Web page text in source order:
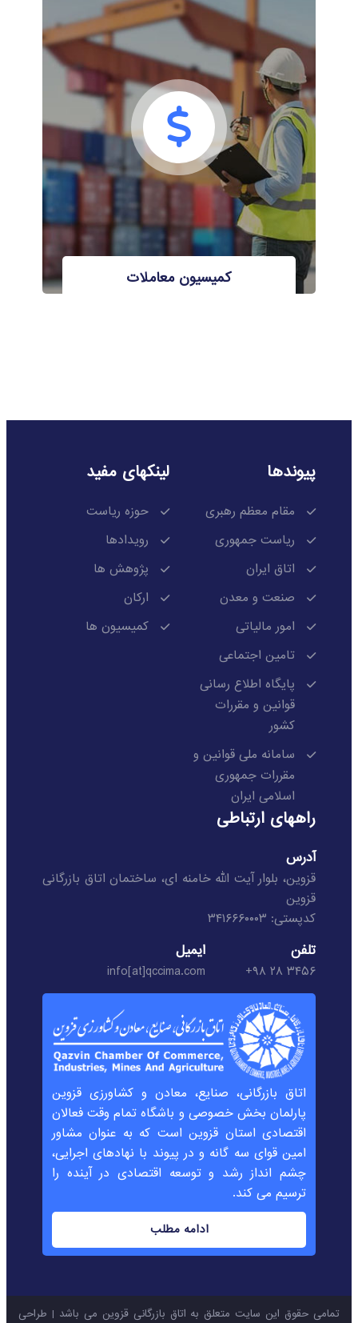
کمیسیون معاملات
پیوندها
مقام معظم رهبری
ریاست جمهوری
اتاق ایران
صنعت و معدن
امور مالیاتی
تامین اجتماعی
پایگاه اطلاع رسانی
قوانین و مقررات
کشور
سامانه ملی قوانین و
مقررات جمهوری
اسلامی ایران
لینکهای مفید
حوزه ریاست
رویدادها
پژوهش ها
ارکان
کمیسیون ها
راههای ارتباطی
آدرس
قزوین، بلوار آیت الله خامنه ای، ساختمان اتاق بازرگانی
قزوین
کدپستی: ۳۴۱۶۶۶۰۰۰۳
تلفن
۳۴۵۶ ۲۸ ۹۸+
ایمیل
info[at]qccima.com
اتاق بازرگانی، صنایع، معادن و کشاورزی قزوین
پارلمان بخش خصوصی و باشگاه تمام وقت فعالان
اقتصادی استان قزوین است که به عنوان مشاور
امین قوای سه گانه و در پیوند با نهادهای اجرایی،
چشم انداز رشد و توسعه اقتصادی در آینده را
ترسیم می کند.
ادامه مطلب
تمامی حقوق این سایت متعلق به اتاق بازرگانی قزوین می باشد | طراحی